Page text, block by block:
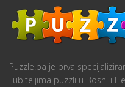
Puzzle.ba je prva
ljubiteljima puzzli u Bosni i